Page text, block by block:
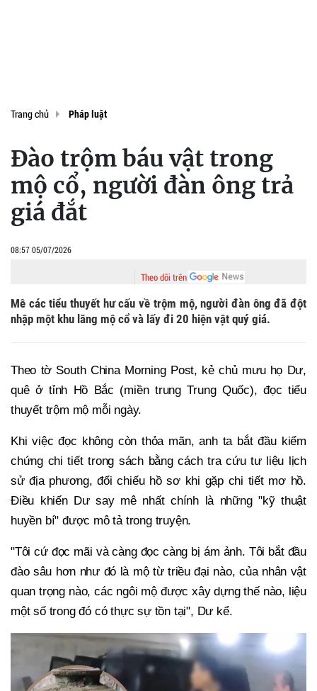
Trang chủ Pháp luật
Đào trộm báu vật trong
mộ cổ, người đàn ông trả
giá đắt
08:57 05/07/2026
Theo dõi trên
Mê các tiểu thuyết hư cấu về trộm mộ, người đàn ông đã đột
nhập một khu lăng mộ cổ và lấy đi 20 hiện vật quý giá.
Theo tờ South China Morning Post, kẻ chủ mưu họ Dư,
quê ở tỉnh Hồ Bắc (miền trung Trung Quốc), đọc tiểu
thuyết trộm mộ mỗi ngày.
Khi việc đọc không còn thỏa mãn, anh ta bắt đầu kiểm
chứng chi tiết trong sách bằng cách tra cứu tư liệu lịch
sử địa phương, đối chiếu hồ sơ khi gặp chi tiết mơ hồ.
Điều khiến Dư say mê nhất chính là những "kỹ thuật
huyền bí" được mô tả trong truyện.
"Tôi cứ đọc mãi và càng đọc càng bị ám ảnh. Tôi bắt đầu
đào sâu hơn như đó là mộ từ triều đại nào, của nhân vật
quan trọng nào, các ngôi mộ được xây dựng thế nào, liệu
một số trong đó có thực sự tồn tại", Dư kể.